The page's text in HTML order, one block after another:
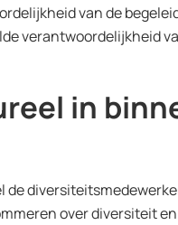
van de
verantwoordelijkheid
in
de
over diversiteit